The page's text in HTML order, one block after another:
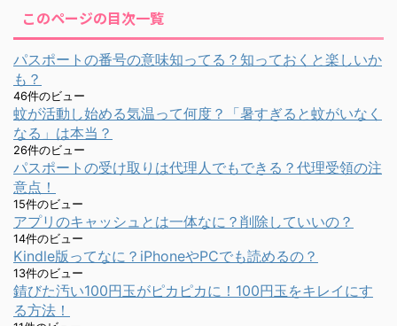
このページの目次一覧
パスポートの番号の意味知ってる？知っておくと楽しいか
も？
46件のビュー
蚊が活動し始める気温って何度？「暑すぎると蚊がいなく
なる」は本当？
26件のビュー
パスポートの受け取りは代理人でもできる？代理受領の注
意点！
15件のビュー
アプリのキャッシュとは一体なに？削除していいの？
14件のビュー
Kindle版ってなに？iPhoneやPCでも読めるの？
13件のビュー
錆びた汚い100円玉がピカピカに！100円玉をキレイにす
る方法！